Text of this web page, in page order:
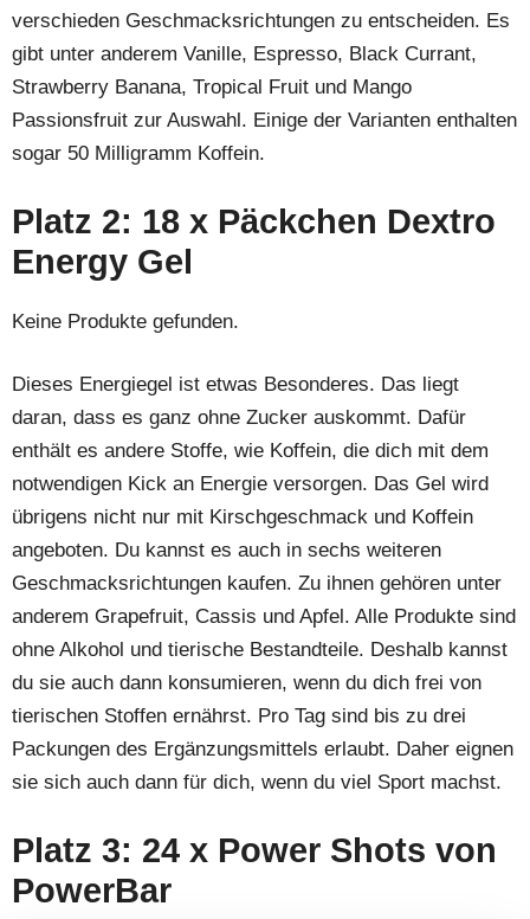
verschieden Geschmacksrichtungen zu entscheiden. Es
gibt unter anderem Vanille, Espresso, Black Currant,
Strawberry Banana, Tropical Fruit und Mango
Passionsfruit zur Auswahl. Einige der Varianten enthalten
sogar 50 Milligramm Koffein.
Platz 2: 18 x Päckchen Dextro
Energy Gel
Keine Produkte gefunden.
Dieses Energiegel ist etwas Besonderes. Das liegt
daran, dass es ganz ohne Zucker auskommt. Dafür
enthält es andere Stoffe, wie Koffein, die dich mit dem
notwendigen Kick an Energie versorgen. Das Gel wird
übrigens nicht nur mit Kirschgeschmack und Koffein
angeboten. Du kannst es auch in sechs weiteren
Geschmacksrichtungen kaufen. Zu ihnen gehören unter
anderem Grapefruit, Cassis und Apfel. Alle Produkte sind
ohne Alkohol und tierische Bestandteile. Deshalb kannst
du sie auch dann konsumieren, wenn du dich frei von
tierischen Stoffen ernährst. Pro Tag sind bis zu drei
Packungen des Ergänzungsmittels erlaubt. Daher eignen
sie sich auch dann für dich, wenn du viel Sport machst.
Platz 3: 24 x Power Shots von
PowerBar